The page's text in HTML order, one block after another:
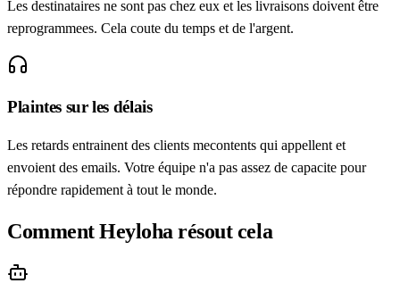
Les destinataires ne sont pas chez eux et les livraisons doivent être
reprogrammees. Cela coute du temps et de l'argent.
Plaintes sur les délais
Les retards entrainent des clients mecontents qui appellent et
envoient des emails. Votre équipe n'a pas assez de capacite pour
répondre rapidement à tout le monde.
Comment Heyloha résout cela